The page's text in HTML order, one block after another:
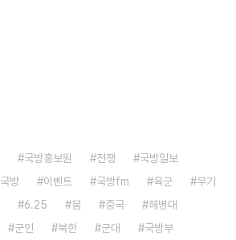
국방홍보원 전쟁
국방일보
국방 이벤트 국방fm 육군
무기
6.25 붐 중국
해병대
군인 북한 군대
국방부